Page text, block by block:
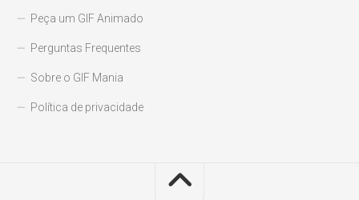
Peça um GIF Animado
Perguntas Frequentes
Sobre o GIF Mania
Política de privacidade